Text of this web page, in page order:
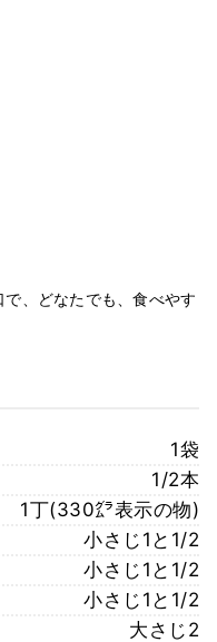
、どなたでも、食べやす
1袋
1/2本
1丁(330㌘表示の物)
小さじ1と1/2
小さじ1と1/2
小さじ1と1/2
大さじ2